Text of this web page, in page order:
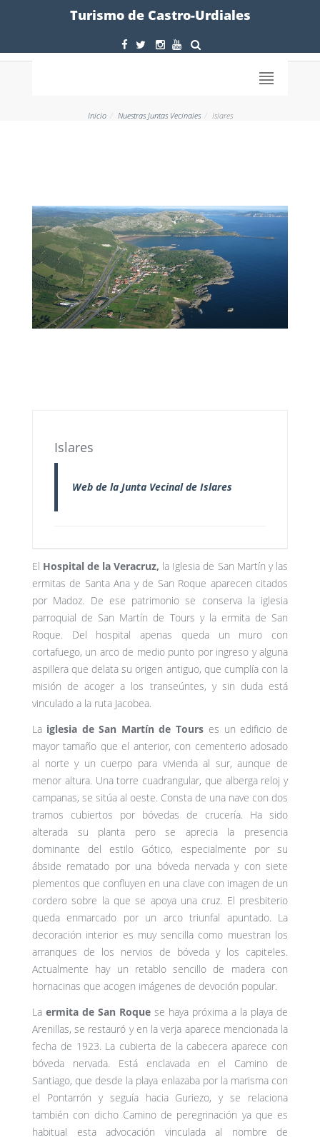
FormularioTurismo de Castro-Urdiales
Inicio Nuestras Juntas Vecinales Islares
Islares
Web de la Junta Vecinal de Islares
El Hospital de la Veracruz, la Iglesia de San Martín y las
ermitas de Santa Ana y de San Roque aparecen citados
por Madoz. De ese patrimonio se conserva la iglesia
parroquial de San Martín de Tours y la ermita de San
Roque. Del hospital apenas queda un muro con
cortafuego, un arco de medio punto por ingreso y alguna
aspillera que delata su origen antiguo, que cumplía con la
misión de acoger a los transeúntes, y sin duda está
vinculado a la ruta Jacobea.
La iglesia de San Martín de Tours es un edificio de
mayor tamaño que el anterior, con cementerio adosado
al norte y un cuerpo para vivienda al sur, aunque de
menor altura. Una torre cuadrangular, que alberga reloj y
campanas, se sitúa al oeste. Consta de una nave con dos
tramos cubiertos por bóvedas de crucería. Ha sido
alterada su planta pero se aprecia la presencia
dominante del estilo Gótico, especialmente por su
ábside rematado por una bóveda nervada y con siete
plementos que confluyen en una clave con imagen de un
cordero sobre la que se apoya una cruz. El presbiterio
queda enmarcado por un arco triunfal apuntado. La
decoración interior es muy sencilla como muestran los
arranques de los nervios de bóveda y los capiteles.
Actualmente hay un retablo sencillo de madera con
hornacinas que acogen imágenes de devoción popular.
La ermita de San Roque se haya próxima a la playa de
Arenillas, se restauró y en la verja aparece mencionada la
fecha de 1923. La cubierta de la cabecera aparece con
bóveda nervada. Está enclavada en el Camino de
Santiago, que desde la playa enlazaba por la marisma con
el Pontarrón y seguía hacia Guriezo, y se relaciona
también con dicho Camino de peregrinación ya que es
habitual esta advocación vinculada al nombre de